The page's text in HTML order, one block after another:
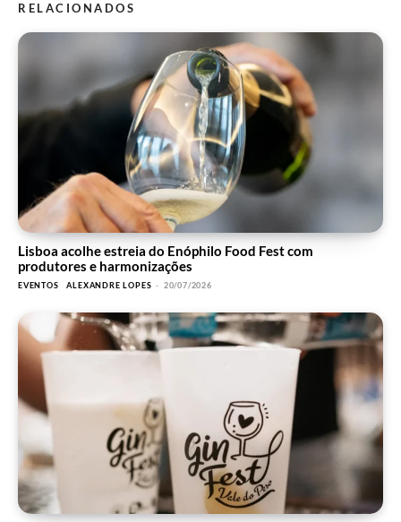
RELACIONADOS
Lisboa acolhe estreia do Enóphilo Food Fest com
produtores e harmonizações
EVENTOS ALEXANDRE LOPES - 20/07/2026